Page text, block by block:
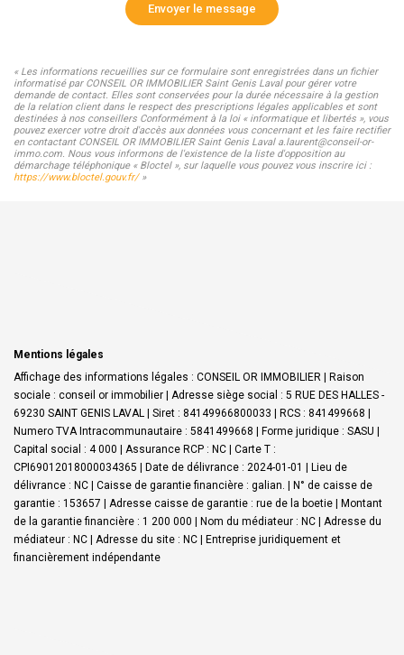
Envoyer le message
« Les informations recueillies sur ce formulaire sont enregistrées dans un fichier
informatisé par CONSEIL OR IMMOBILIER Saint Genis Laval pour gérer votre
demande de contact. Elles sont conservées pour la durée nécessaire à la gestion
de la relation client dans le respect des prescriptions légales applicables et sont
destinées à nos conseillers Conformément à la loi « informatique et libertés », vous
pouvez exercer votre droit d'accès aux données vous concernant et les faire rectifier
en contactant CONSEIL OR IMMOBILIER Saint Genis Laval a.laurent@conseil-or-
immo.com. Nous vous informons de l'existence de la liste d'opposition au
démarchage téléphonique « Bloctel », sur laquelle vous pouvez vous inscrire ici :
https://www.bloctel.gouv.fr/»
Mentions légales
Affichage des informations légales : CONSEIL OR IMMOBILIER | Raison
sociale : conseil or immobilier | Adresse siège social : 5 RUE DES HALLES -
69230 SAINT GENIS LAVAL | Siret : 84149966800033 | RCS : 841499668 |
Numero TVA Intracommunautaire : 5841499668 | Forme juridique : SASU |
Capital social : 4 000 | Assurance RCP : NC | Carte T :
CPI69012018000034365 | Date de délivrance : 2024-01-01 | Lieu de
délivrance : NC | Caisse de garantie financière : galian. | N° de caisse de
garantie : 153657 | Adresse caisse de garantie : rue de la boetie | Montant
de la garantie financière : 1 200 000 | Nom du médiateur : NC | Adresse du
médiateur : NC | Adresse du site : NC | Entreprise juridiquement et
financièrement indépendante